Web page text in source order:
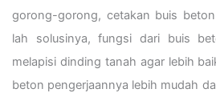
gorong-gorong, cetakan buis
lah solusinya, fungsi dari buis
melapisi dinding tanah agar lebih
beton pengerjaannya lebih mudah